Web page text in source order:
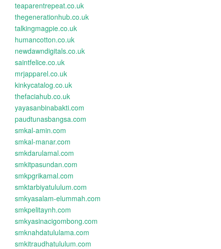
teaparentrepeat.co.uk
thegenerationhub.co.uk
talkingmagpie.co.uk
humancotton.co.uk
newdawndigitals.co.uk
saintfelice.co.uk
mrjapparel.co.uk
kinkycatalog.co.uk
thefaciahub.co.uk
yayasanbinabakti.com
paudtunasbangsa.com
smkal-amin.com
smkal-manar.com
smkdarulamal.com
smkitpasundan.com
smkpgrikamal.com
smktarbiyatululum.com
smkyasalam-elummah.com
smkpelitaynh.com
smkyasinacigombong.com
smknahdatululama.com
smkitraudhatululum.com